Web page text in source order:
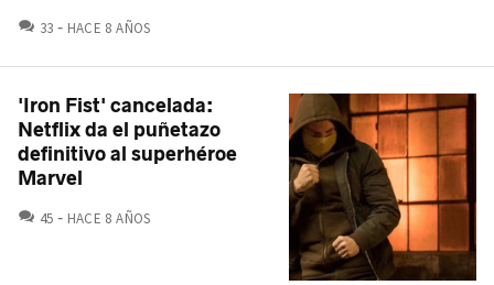
33 COMENTARIOS
HACE 8 AÑOS
'Iron Fist' cancelada:
Netflix da el puñetazo
definitivo al superhéroe
Marvel
45 COMENTARIOS
HACE 8 AÑOS